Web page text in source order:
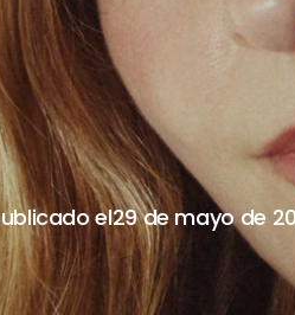
EN
GENERAL
el29 de mayo de